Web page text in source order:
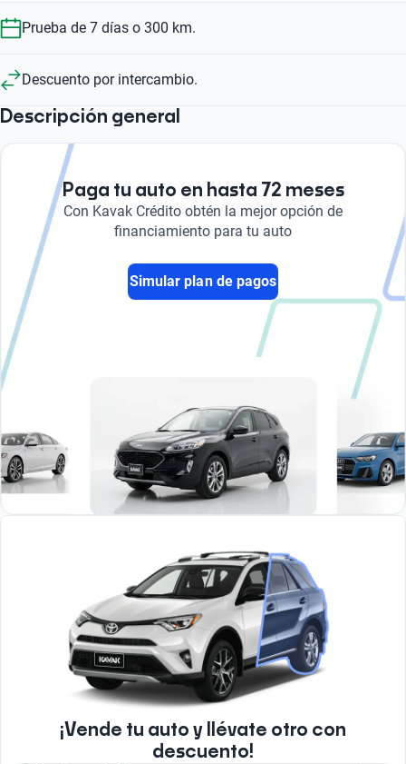
Prueba de 7 días o 300 km.
Descuento por intercambio.
Descripción general
Paga tu auto en hasta 72 meses
Con Kavak Crédito obtén la mejor opción de
financiamiento para tu auto
Simular plan de pagos
¡Vende tu auto y llévate otro con
descuento!